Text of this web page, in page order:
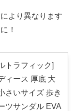
より異なります
！
トラフィック]
ィース 厚底 大
さいサイズ 歩き
ツサンダル EVA